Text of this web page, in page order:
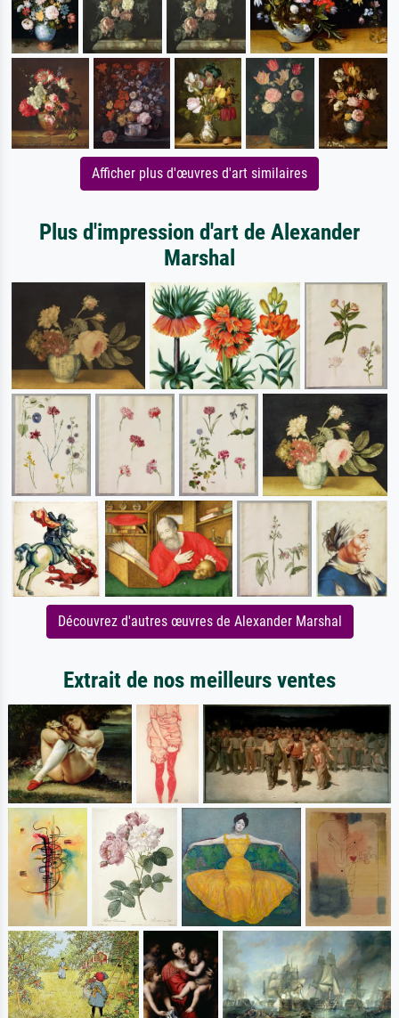
Afficher plus d'œuvres d'art similaires
Plus d'impression d'art de Alexander
Marshal
Découvrez d'autres œuvres de Alexander Marshal
Extrait de nos meilleurs ventes